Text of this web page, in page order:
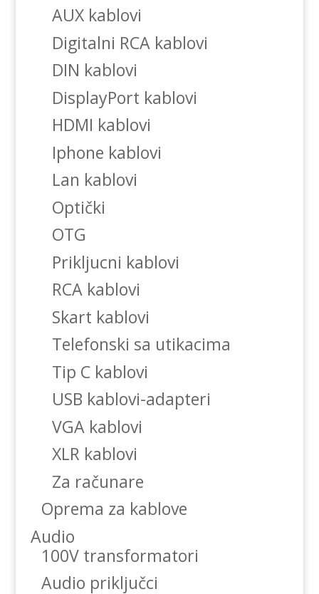
AUX kablovi
Digitalni RCA kablovi
DIN kablovi
DisplayPort kablovi
HDMI kablovi
Iphone kablovi
Lan kablovi
Optički
OTG
Prikljucni kablovi
RCA kablovi
Skart kablovi
Telefonski sa utikacima
Tip C kablovi
USB kablovi-adapteri
VGA kablovi
XLR kablovi
Za računare
Oprema za kablove
Audio
100V transformatori
Audio priključci